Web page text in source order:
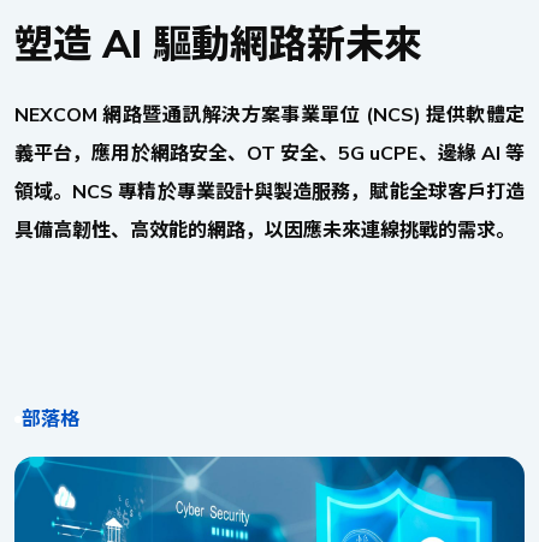
塑造 AI 驅動網路新未來
NEXCOM 網路暨通訊解決方案事業單位 (NCS) 提供軟體定
義平台，應用於網路安全、OT 安全、5G uCPE、邊緣 AI 等
領域。NCS 專精於專業設計與製造服務，賦能全球客戶打造
具備高韌性、高效能的網路，以因應未來連線挑戰的需求。
部落格